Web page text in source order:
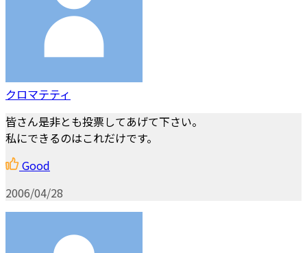
クロマテティ
皆さん是非とも投票してあげて下さい。
私にできるのはこれだけです。
Good
2006/04/28